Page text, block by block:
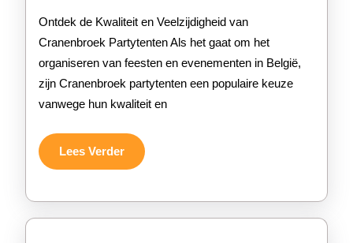
van
voor
België
Ontdek de Kwaliteit en Veelzijdigheid van
Cranenbroek Partytenten Als het gaat om het
organiseren van feesten en evenementen in België,
zijn Cranenbroek partytenten een populaire keuze
vanwege hun kwaliteit en
Lees VerderLees
Verder